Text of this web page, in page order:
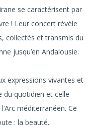
se caractérisent par
! Leur concert révèle
collectés et transmis du
jusqu’en Andalousie.
expressions vivantes et
du quotidien et celle
méditerranéen. Ce
: la beauté,